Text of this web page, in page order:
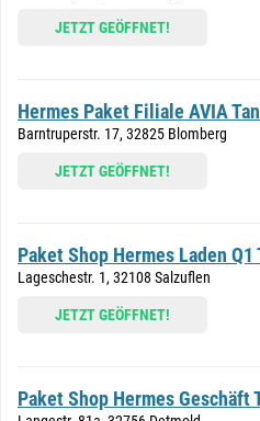
JETZT GEÖFFNET!
Hermes Paket Filiale AVIA
Barntruperstr. 17, 32825 Blomberg
JETZT GEÖFFNET!
Paket Shop Hermes Laden
Lageschestr. 1, 32108 Salzuflen
JETZT GEÖFFNET!
Paket Shop Hermes Geschäft